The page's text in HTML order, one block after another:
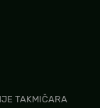
TAKMIČARA